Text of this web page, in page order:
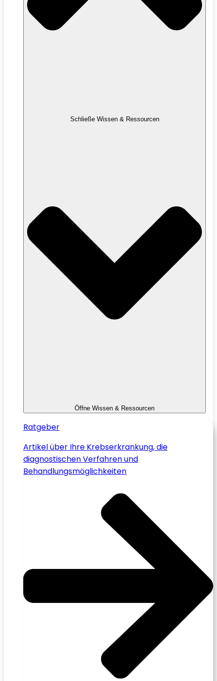
Schließe Wissen & Ressourcen
Öffne Wissen & Ressourcen
Ratgeber
Artikel über Ihre Krebserkrankung, die
diagnostischen Verfahren und
Behandlungsmöglichkeiten